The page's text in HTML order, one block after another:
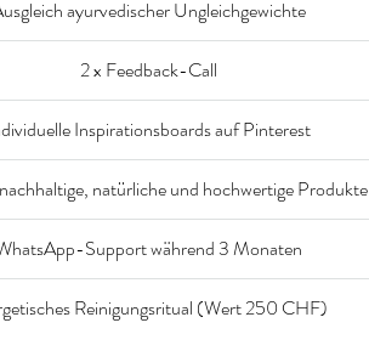
ayurvedischer Ungleichgewichte
2 x Feedback-Call
Inspirationsboards auf Pinterest
natürliche und hochwertige Produkte
Support während 3 Monaten
Reinigungsritual (Wert 250 CHF)